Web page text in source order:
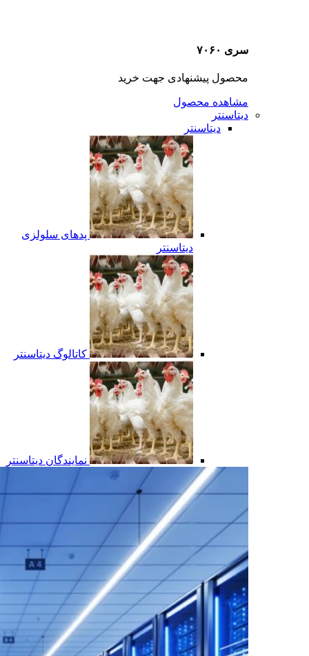
سری ۷۰۶۰
محصول پیشنهادی جهت خرید
مشاهده محصول
دیتاسنتر
دیتاسنتر
پدهای سلولزی
دیتاسنتر
کاتالوگ دیتاسنتر
نمایندگان دیتاسنتر